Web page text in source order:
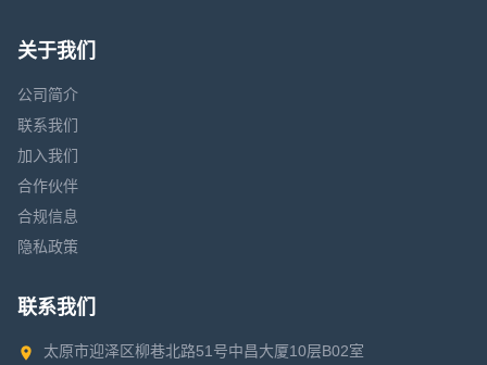
关于我们
公司简介
联系我们
加入我们
合作伙伴
合规信息
隐私政策
联系我们
太原市迎泽区柳巷北路51号中昌大厦10层B02室